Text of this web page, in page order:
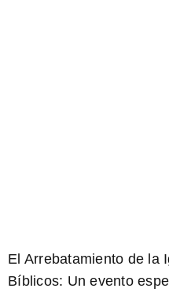
El Arrebatamiento de la
Bíblicos: Un evento